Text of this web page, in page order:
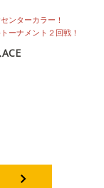
ンターカラー！
ーナメント２回戦！